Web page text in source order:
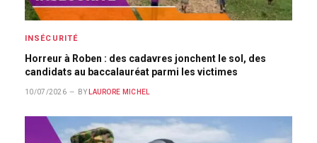
INSÉCURITÉ
Horreur à Roben : des cadavres jonchent le sol, des
candidats au baccalauréat parmi les victimes
10/07/2026 BY LAURORE MICHEL